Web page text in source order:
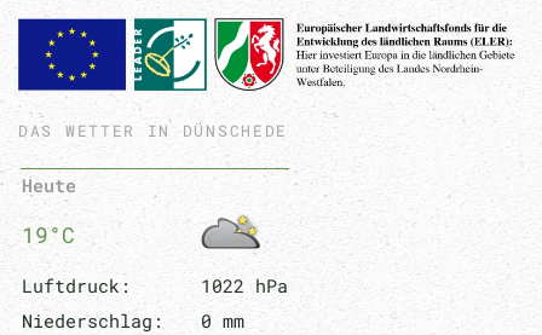
DAS WETTER IN DÜNSCHEDE
Heute
19°C
Luftdruck:
1022 hPa
Niederschlag:
0 mm